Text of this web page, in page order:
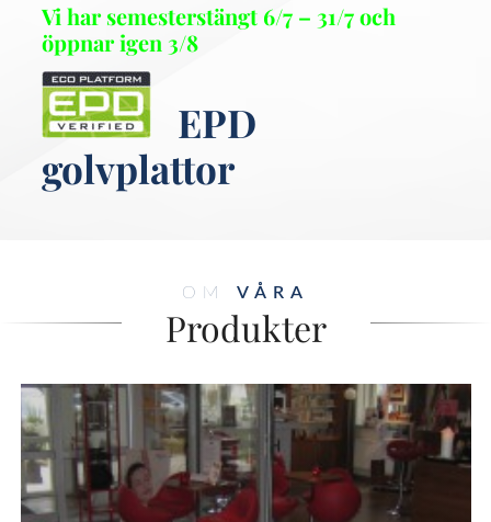
Vi har semesterstängt 6/7 – 31/7 och
öppnar igen 3/8
EPD
golvplattor
OM VÅRA
Produkter